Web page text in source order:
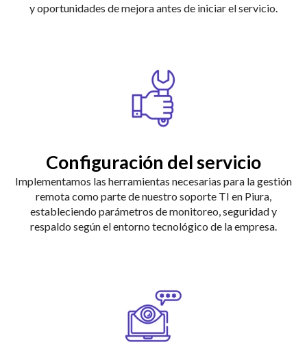
y oportunidades de mejora antes de iniciar el servicio.
Configuración del servicio
Implementamos las herramientas necesarias para la gestión
remota como parte de nuestro soporte TI en Piura,
estableciendo parámetros de monitoreo, seguridad y
respaldo según el entorno tecnológico de la empresa.